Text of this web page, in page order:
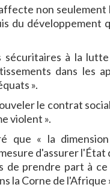
non
du
sécuritaires à la
dans les
».
le contrat
violent ».
que « la
d'assurer
de prendre part à
la Corne de l'Afrique